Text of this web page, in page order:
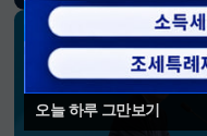
오늘 하루 그만보기
소통하는